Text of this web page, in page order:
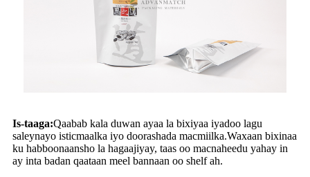
Is-taaga:Qaabab kala duwan ayaa la bixiyaa iyadoo lagu
saleynayo isticmaalka iyo doorashada macmiilka.Waxaan bixinaa
ku habboonaansho la hagaajiyay, taas oo macnaheedu yahay in
ay inta badan qaataan meel bannaan oo shelf ah.